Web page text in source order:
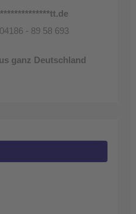
tt.de
- 89 58 693
ganz Deutschland